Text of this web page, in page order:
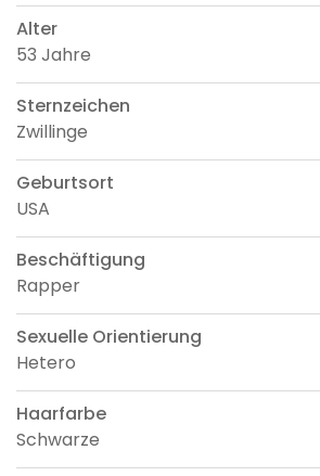
Alter
53 Jahre
Sternzeichen
Zwillinge
Geburtsort
USA
Beschäftigung
Rapper
Sexuelle Orientierung
Hetero
Haarfarbe
Schwarze